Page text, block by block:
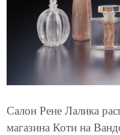
Салон Рене Лалика
магазина Коти на